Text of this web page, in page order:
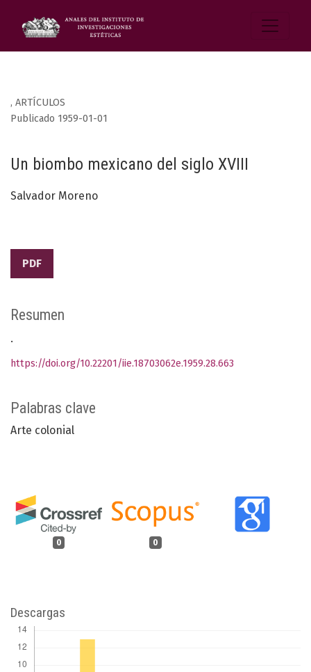
, ARTÍCULOS
Un biombo mexicano del siglo XVIII
Publicado 1959-01-01
Salvador Moreno
PDF
Palabras clave
Arte colonial
0 0
Resumen
.
https://doi.org/10.22201/iie.18703062e.1959.28.663
Descargas